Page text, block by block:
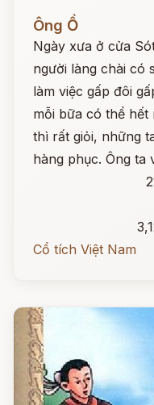
Đọc ngay
Ông Ồ
Ngày xưa ở cửa
người làng chài có
làm việc gấp đôi
mỗi bữa có thể hết
thì rất giỏi, những
hàng phục. Ông ta
Cổ tích Việt Nam